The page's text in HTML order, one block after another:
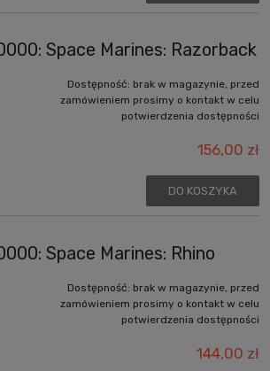
Space Marines: Razorback
Dostępność: brak w magazynie, przed
zamówieniem prosimy o kontakt w celu
potwierdzenia dostępności
156,00 zł
DO KOSZYKA
Space Marines: Rhino
Dostępność: brak w magazynie, przed
zamówieniem prosimy o kontakt w celu
potwierdzenia dostępności
144,00 zł